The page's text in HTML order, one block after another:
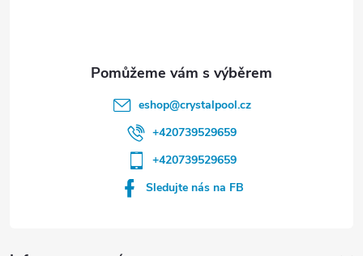
eshop@crystalpool.cz
+420739529659
+420739529659
Sledujte nás na FB